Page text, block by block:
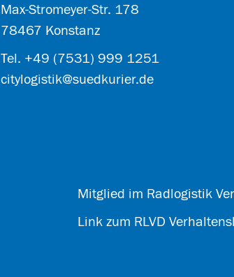
Max-Stromeyer-Str. 178
78467 Konstanz
Tel. +49 (7531) 999 1251
citylogistik@suedkurier.de
Mitglied im Radlogistik
Link zum RLVD